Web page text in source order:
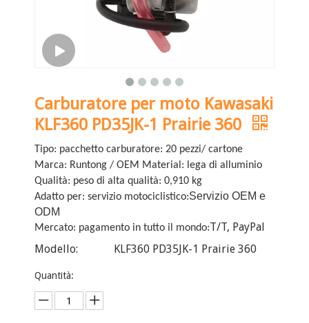
Carburatore per moto Kawasaki
KLF360 PD35JK-1 Prairie 360
Tipo: pacchetto carburatore: 20 pezzi/ cartone
Marca: Runtong / OEM Material: lega di alluminio
Qualità: peso di alta qualità: 0,910 kg
Adatto per: servizio motociclistico:Servizio OEM e
ODM
Mercato: pagamento in tutto il mondo:T/T, PayPal
Modello:
KLF360 PD35JK-1 Prairie 360
Quantità: